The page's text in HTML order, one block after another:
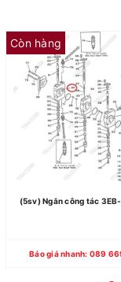
Còn hàng
(5sv) Ngăn công tác
Báo giá nhanh: 089